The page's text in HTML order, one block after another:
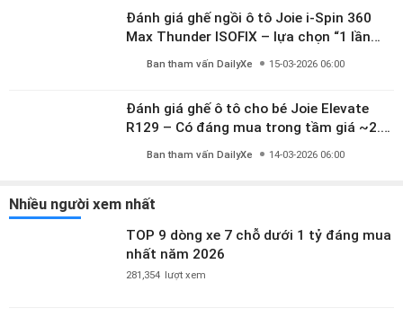
Đánh giá ghế ngồi ô tô Joie i-Spin 360
Max Thunder ISOFIX – lựa chọn “1 lần
dùng đến 12 năm” có đáng giá gần 9
Ban tham vấn DailyXe 15-03-2026 06:00
Đánh giá ghế ô tô cho bé Joie Elevate
R129 – Có đáng mua trong tầm giá ~2.8
Ban tham vấn DailyXe 14-03-2026 06:00
Nhiều người xem nhất
TOP 9 dòng xe 7 chỗ dưới 1 tỷ đáng mua
nhất năm 2026
281,354 lượt xem